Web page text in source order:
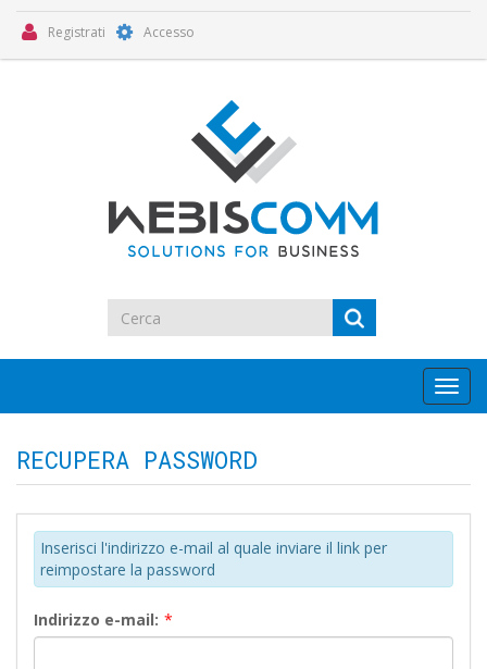
Registrati Accesso
RECUPERA PASSWORD
Inserisci l'indirizzo e-mail al quale inviare il link per
reimpostare la password
Indirizzo e-mail: *